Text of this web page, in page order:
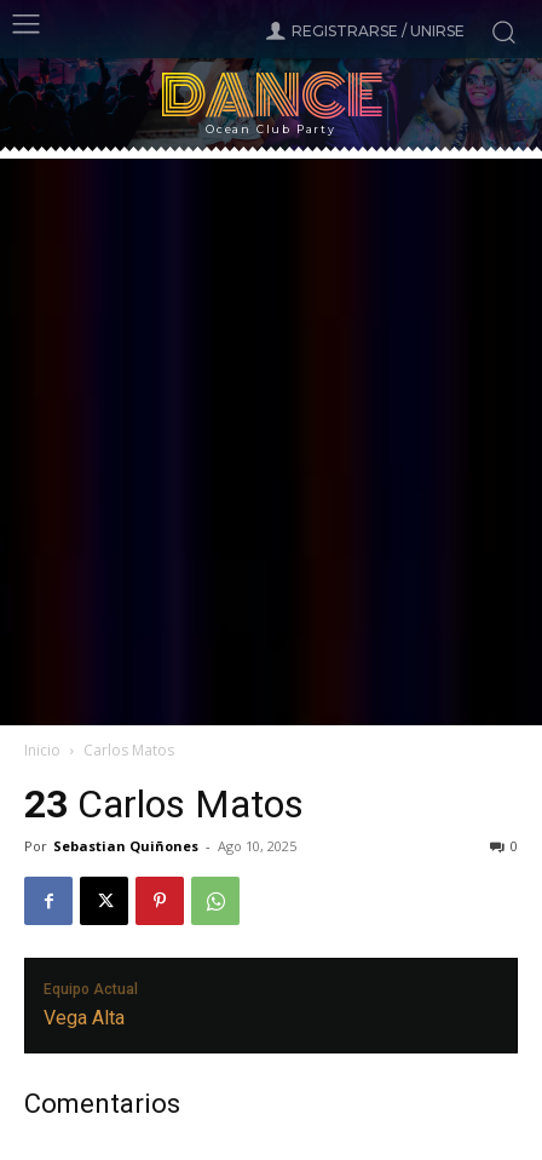
REGISTRARSE / UNIRSE
DANCE
Ocean Club Party
Inicio Carlos Matos
23 Carlos Matos
Por Sebastian Quiñones - Ago 10, 2025 0
Equipo Actual
Vega Alta
Comentarios